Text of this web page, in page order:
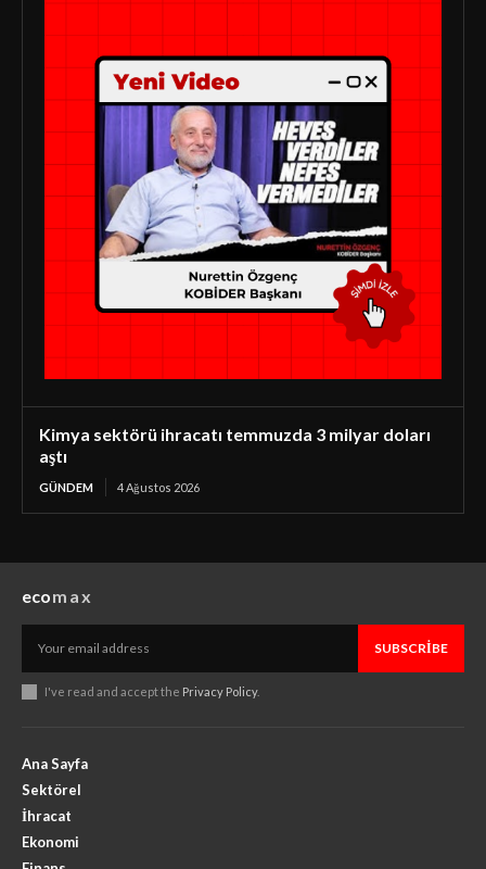
Kimya sektörü ihracatı temmuzda 3 milyar doları
aştı
GÜNDEM 4 Ağustos 2026
ecomax
SUBSCRIBE
I've read and accept the Privacy Policy.
Ana Sayfa
Sektörel
İhracat
Ekonomi